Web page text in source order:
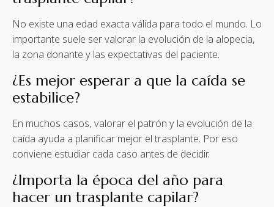
No existe una edad exacta válida para todo el mundo. Lo
importante suele ser valorar la evolución de la alopecia,
la zona donante y las expectativas del paciente.
¿Es mejor esperar a que la caída se
estabilice?
En muchos casos, valorar el patrón y la evolución de la
caída ayuda a planificar mejor el trasplante. Por eso
conviene estudiar cada caso antes de decidir.
¿Importa la época del año para
hacer un trasplante capilar?